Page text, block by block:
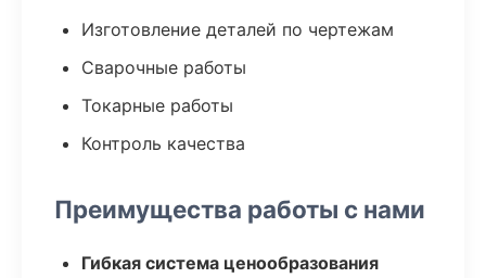
Изготовление деталей по чертежам
Сварочные работы
Токарные работы
Контроль качества
Преимущества работы с нами
Гибкая система ценообразования